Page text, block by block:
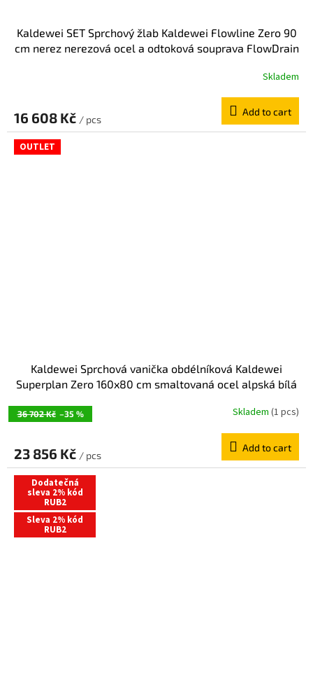
Kaldewei SET Sprchový žlab Kaldewei Flowline Zero 90
cm nerez nerezová ocel a odtoková souprava FlowDrain
Skladem
16 608 Kč / pcs
Add to cart
OUTLET
36 702 Kč –35 %
Kaldewei Sprchová vanička obdélníková Kaldewei
Superplan Zero 160x80 cm smaltovaná ocel alpská bílá
Skladem (1 pcs)
23 856 Kč / pcs
Add to cart
Dodatečná
sleva 2% kód
RUB2
Sleva 2% kód
RUB2